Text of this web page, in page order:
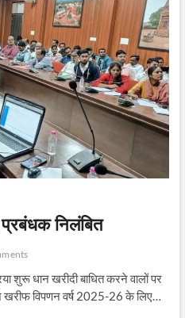
निलंबित
शुरू धान खरीदी बाधित करने वालों पर
विपणन वर्ष 2025-26 के लिए…